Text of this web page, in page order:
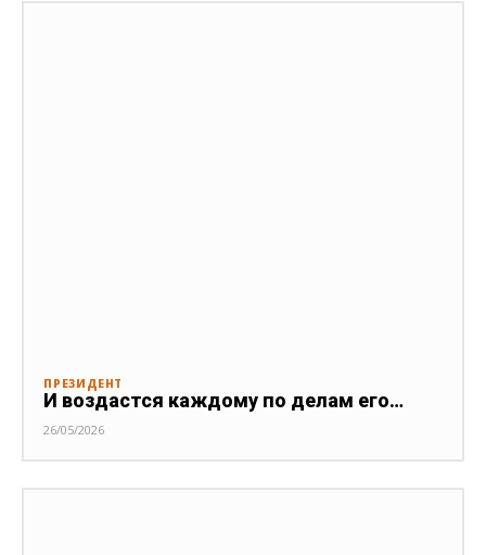
ПРЕЗИДЕНТ
И воздастся каждому по делам его…
26/05/2026